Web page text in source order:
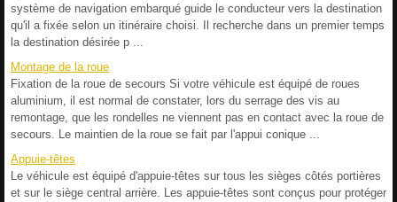
système de navigation embarqué guide le conducteur vers la destination
qu'il a fixée selon un itinéraire choisi. Il recherche dans un premier temps
la destination désirée p ...
Montage de la roue
Fixation de la roue de secours Si votre véhicule est équipé de roues
aluminium, il est normal de constater, lors du serrage des vis au
remontage, que les rondelles ne viennent pas en contact avec la roue de
secours. Le maintien de la roue se fait par l'appui conique ...
Appuie-têtes
Le véhicule est équipé d'appuie-têtes sur tous les sièges côtés portières
et sur le siège central arrière. Les appuie-têtes sont conçus pour protéger